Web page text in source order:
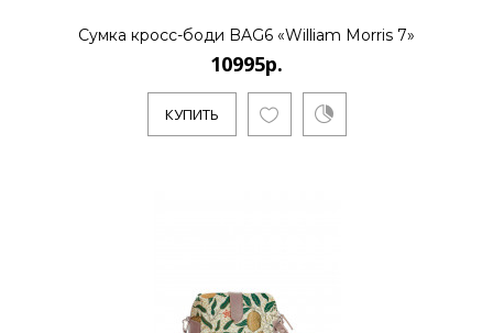
Сумка кросс-боди BAG6 «William Morris 7»
10995р.
КУПИТЬ